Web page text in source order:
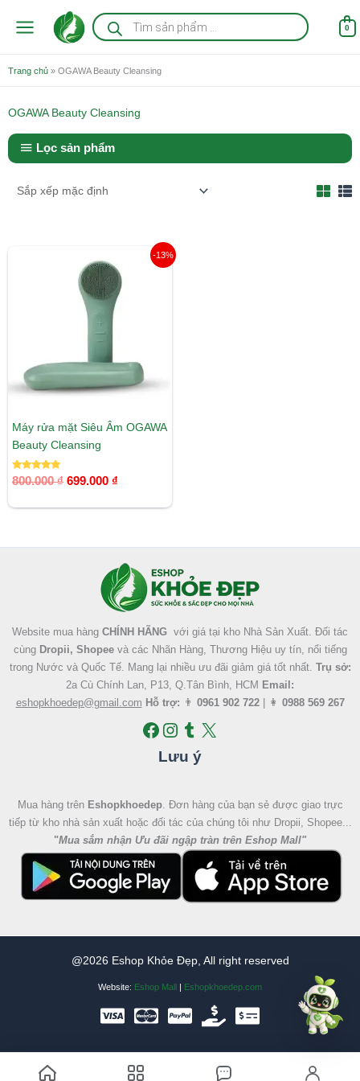
Tìm
kiếm
sản
0
Trang chủ » OGAWA Beauty Cleansing
OGAWA Beauty Cleansing
Lọc sản phẩm
-13%
Máy rửa mặt Siêu Âm​ OGAWA
Beauty Cleansing
Được xếp
hạng
800.000₫
gốc
là:
800.000 ₫.
699.000 ₫
hiện
tại
là:
Website mua hàng CHÍNH HÃNG với giá tại kho Nhà Sản Xuất. Đối tác
cùng Dropii, Shopeevà các Nhãn Hàng, Thương Hiệu uy tín, nổi tiếng
trong Nước và Quốc Tế. Mang lại nhiều ưu đãi giảm giá tốt nhất. Trụ sở:
2a Cù Chính Lan, P13, Q.Tân Bình, HCM Email:
eshopkhoedep@gmail.com Hỗ trợ: 👨 0961 902 722| 👩 0988 569 267
Lưu ý
Mua hàng trên Eshopkhoedep. Đơn hàng của bạn sẻ được giao trực
tiếp từ kho nhà sản xuất hoặc đối tác của chúng tôi như Dropii, Shopee...
"Mua sắm nhận Ưu đãi ngập tràn trên Eshop Mall"
@2026 Eshop Khỏe Đẹp, All right reserved
Website: Eshop Mall Eshopkhoedep.com